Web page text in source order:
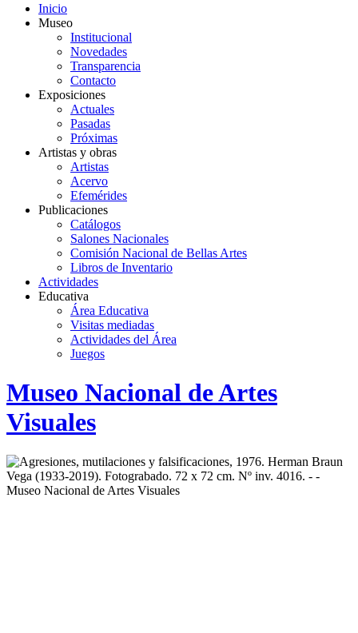
Inicio
Museo
Institucional
Novedades
Transparencia
Contacto
Exposiciones
Actuales
Pasadas
Próximas
Artistas y obras
Artistas
Acervo
Efemérides
Publicaciones
Catálogos
Salones Nacionales
Comisión Nacional de Bellas Artes
Libros de Inventario
Actividades
Educativa
Área Educativa
Visitas mediadas
Actividades del Área
Juegos
Logo
MNAV
Museo Nacional de Artes
Visuales